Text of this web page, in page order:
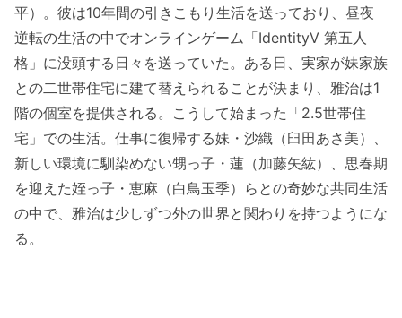
平）。彼は10年間の引きこもり生活を送っており、昼夜
逆転の生活の中でオンラインゲーム「IdentityV 第五人
格」に没頭する日々を送っていた。ある日、実家が妹家族
との二世帯住宅に建て替えられることが決まり、雅治は1
階の個室を提供される。こうして始まった「2.5世帯住
宅」での生活。仕事に復帰する妹・沙織（臼田あさ美）、
新しい環境に馴染めない甥っ子・蓮（加藤矢紘）、思春期
を迎えた姪っ子・恵麻（白鳥玉季）らとの奇妙な共同生活
の中で、雅治は少しずつ外の世界と関わりを持つようにな
る。